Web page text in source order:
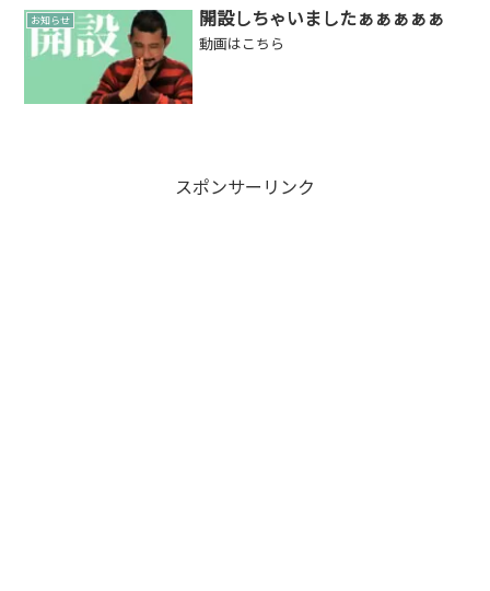
説明＋セッション模擬実技＋フィードバ
ック＋情報鑑定...
お知らせ 開設しちゃいましたぁぁぁぁぁ
動画はこちら
スポンサーリンク